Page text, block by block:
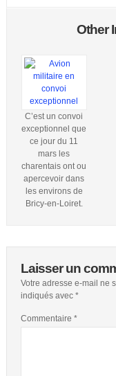
Other
C’est un convoi
exceptionnel que
ce jour du 11
mars les
charentais ont ou
apercevoir dans
les environs de
Bricy-en-Loiret.
Laisser un
Votre adresse e-mail ne
indiqués avec *
Commentaire *